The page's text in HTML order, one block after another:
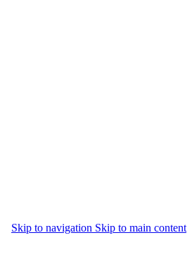
Skip to navigation Skip to main content